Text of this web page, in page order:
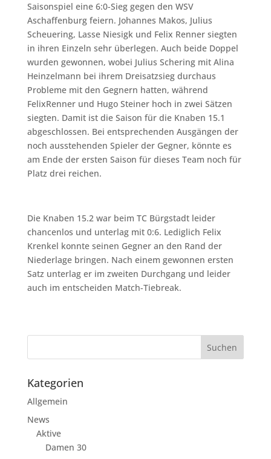
Saisonspiel eine 6:0-Sieg gegen den WSV
Aschaffenburg feiern. Johannes Makos, Julius
Scheuering, Lasse Niesigk und Felix Renner siegten
in ihren Einzeln sehr überlegen. Auch beide Doppel
wurden gewonnen, wobei Julius Schering mit Alina
Heinzelmann bei ihrem Dreisatzsieg durchaus
Probleme mit den Gegnern hatten, während
FelixRenner und Hugo Steiner hoch in zwei Sätzen
siegten. Damit ist die Saison für die Knaben 15.1
abgeschlossen. Bei entsprechenden Ausgängen der
noch ausstehenden Spieler der Gegner, könnte es
am Ende der ersten Saison für dieses Team noch für
Platz drei reichen.
Die Knaben 15.2 war beim TC Bürgstadt leider
chancenlos und unterlag mit 0:6. Lediglich Felix
Krenkel konnte seinen Gegner an den Rand der
Niederlage bringen. Nach einem gewonnen ersten
Satz unterlag er im zweiten Durchgang und leider
auch im entscheiden Match-Tiebreak.
Kategorien
Allgemein
News
Aktive
Damen 30